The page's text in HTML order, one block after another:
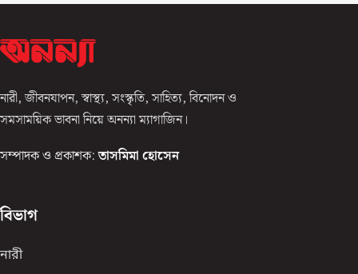
নারী, জীবনযাপন, স্বাস্থ্য, সংস্কৃতি, সাহিত্য, বিনোদন ও
সমসাময়িক ভাবনা নিয়ে অনন্যা ম্যাগাজিন।
সম্পাদক ও প্রকাশক: তাসমিমা হোসেন
বিভাগ
নারী